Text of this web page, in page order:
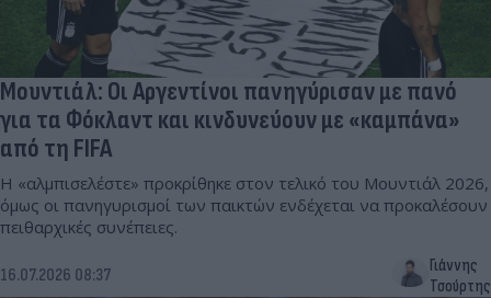
Μουντιάλ: Οι Αργεντίνοι πανηγύρισαν με πανό
για τα Φόκλαντ και κινδυνεύουν με «καμπάνα»
από τη FIFA
Η «αλμπισελέστε» προκρίθηκε στον τελικό του Μουντιάλ 2026,
όμως οι πανηγυρισμοί των παικτών ενδέχεται να προκαλέσουν
πειθαρχικές συνέπειες.
16.07.2026 08:37
Γιάννης
Τσούρτης